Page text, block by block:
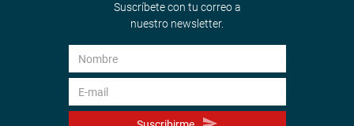
Suscríbete con tu correo a
nuestro newsletter.